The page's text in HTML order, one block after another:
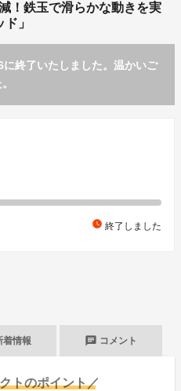
！鉄玉で滑らかな動きを実
」
終了いたしました。温かいご
watch_later 終了しました
着情報 chat コメント
トのポイント／